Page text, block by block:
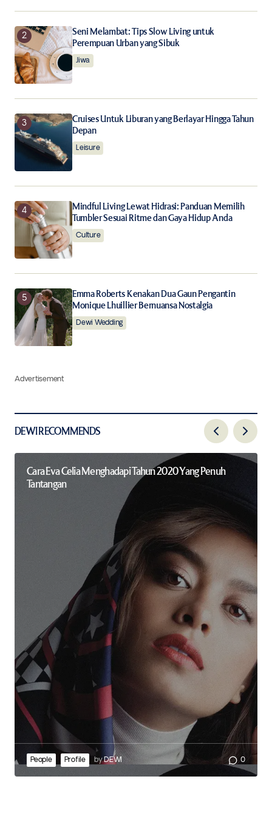
Notify me of new posts by email.
Submit Comment
Seni Melambat: Tips Slow Living untuk
Perempuan Urban yang Sibuk
Jiwa
Cruises Untuk Liburan yang Berlayar Hingga Tahun
Depan
Leisure
Mindful Living Lewat Hidrasi: Panduan Memilih
Tumbler Sesuai Ritme dan Gaya Hidup Anda
Culture
Emma Roberts Kenakan Dua Gaun Pengantin
Monique Lhuillier Bernuansa Nostalgia
Dewi Wedding
Advertisement
DEWI RECOMMENDS
Cara Eva Celia Menghadapi Tahun 2020 Yang Penuh
Tantangan
People Profile byDEWI 0